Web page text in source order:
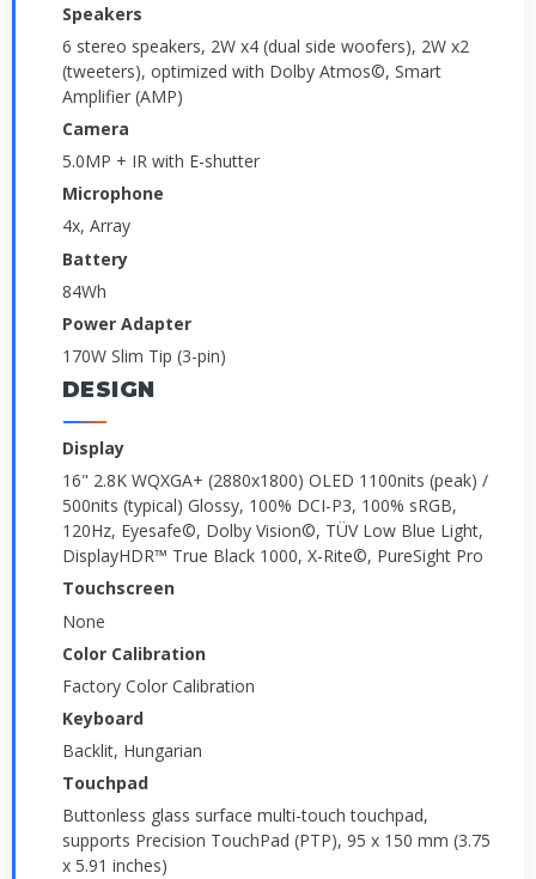
Speakers
6 stereo speakers, 2W x4 (dual side woofers), 2W x2
(tweeters), optimized with Dolby Atmos©, Smart
Amplifier (AMP)
Camera
5.0MP + IR with E-shutter
Microphone
4x, Array
Battery
84Wh
Power Adapter
170W Slim Tip (3-pin)
DESIGN
Display
16" 2.8K WQXGA+ (2880x1800) OLED 1100nits (peak) /
500nits (typical) Glossy, 100% DCI-P3, 100% sRGB,
120Hz, Eyesafe©, Dolby Vision©, TÜV Low Blue Light,
DisplayHDR™ True Black 1000, X-Rite©, PureSight Pro
Touchscreen
None
Color Calibration
Factory Color Calibration
Keyboard
Backlit, Hungarian
Touchpad
Buttonless glass surface multi-touch touchpad,
supports Precision TouchPad (PTP), 95 x 150 mm (3.75
x 5.91 inches)